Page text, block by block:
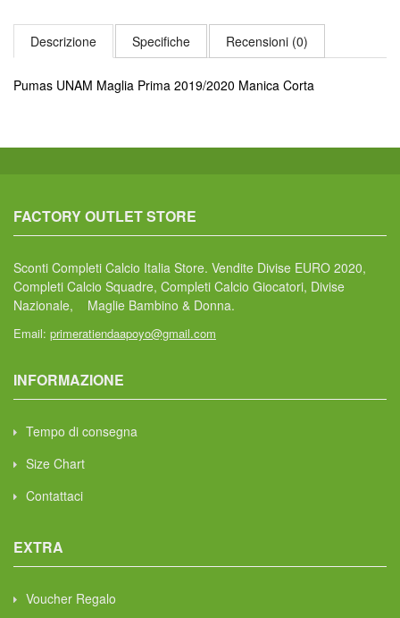
Descrizione Specifiche Recensioni (0)
Pumas UNAM Maglia Prima 2019/2020 Manica Corta
FACTORY OUTLET STORE
Sconti Completi Calcio Italia Store. Vendite Divise EURO 2020,
Completi Calcio Squadre, Completi Calcio Giocatori, Divise
Nazionale, Maglie Bambino & Donna.
Email: primeratiendaapoyo@gmail.com
INFORMAZIONE
Tempo di consegna
Size Chart
Contattaci
EXTRA
Voucher Regalo